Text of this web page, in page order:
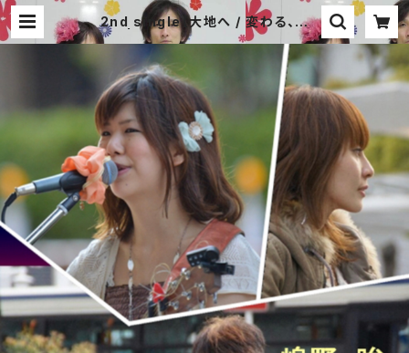
2nd single【大地へ / 変わる、世
界。】 | A for-Real オフィシャル 通